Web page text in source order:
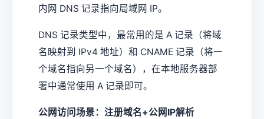
内网 DNS 记录指向局域网 IP。
DNS 记录类型中，最常用的是 A 记录（将域
名映射到 IPv4 地址）和 CNAME 记录（将一
个域名指向另一个域名），在本地服务器部
署中通常使用 A 记录即可。
公网访问场景：注册域名+公网IP解析